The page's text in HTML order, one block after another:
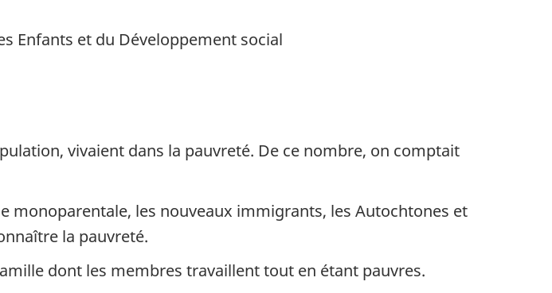
Enfants et du Développement social
vivaient dans la pauvreté. De ce nombre, on comptait
monoparentale, les nouveaux immigrants, les Autochtones et
la pauvreté.
dont les membres travaillent tout en étant pauvres.